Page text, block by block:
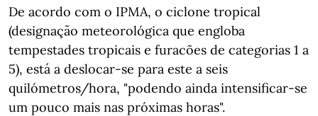
De acordo com o IPMA, o ciclone tropical
(designação meteorológica que engloba
tempestades tropicais e furacões de categorias 1 a
5), está a deslocar-se para este a seis
quilómetros/hora, "podendo ainda intensificar-se
um pouco mais nas próximas horas".